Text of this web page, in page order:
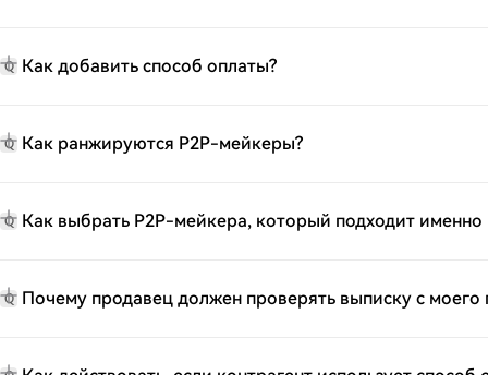
Q Как добавить способ оплаты?
Q Как ранжируются P2P-мейкеры?
Q Как выбрать P2P-мейкера, который подходит именно
Q Почему продавец должен проверять выписку с моего